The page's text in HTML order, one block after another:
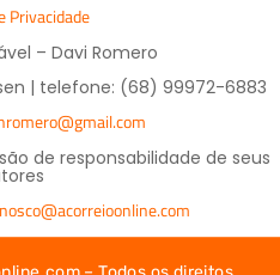
Privacidade
– Davi Romero
| telefone: (68) 99972-6883
de responsabilidade de seus